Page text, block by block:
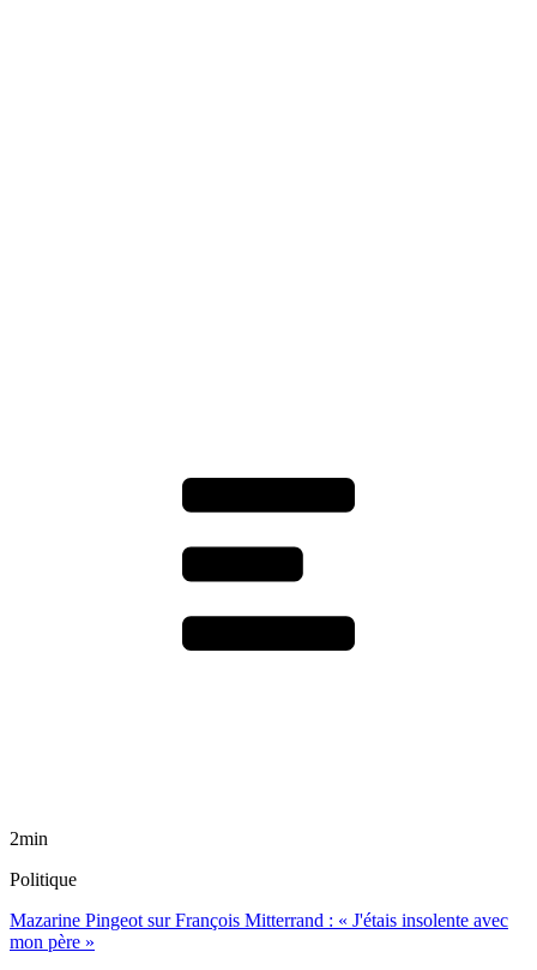
2min
Politique
Mazarine Pingeot sur François Mitterrand : « J'étais insolente avec
mon père »